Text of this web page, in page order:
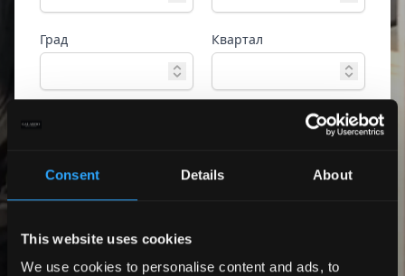
Consent Details About
This website uses cookies
We use cookies to personalise content and ads, to
Град Квартал
Референтен номер
Търсене
Само екслузивни
оферти